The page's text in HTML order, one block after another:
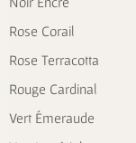
Rose Corail
Rose Terracotta
Rouge Cardinal
Vert Émeraude